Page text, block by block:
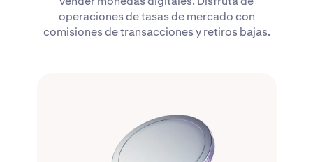
operaciones de tasas de mercado con
comisiones de transacciones y retiros bajas.